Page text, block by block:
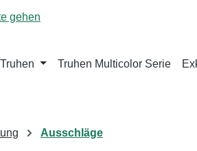
springen
Truhen Multicolor Serie
Ausschläge